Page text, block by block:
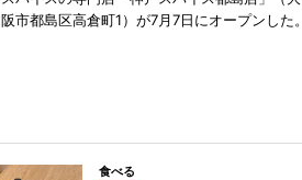
阪市都島区高倉町1）が7月7日にオープンした。
食べる